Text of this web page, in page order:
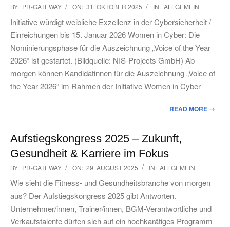
2025-
10-
31
BY: PR-GATEWAY ON: 31. OKTOBER 2025 IN: ALLGEMEIN
Initiative würdigt weibliche Exzellenz in der Cybersicherheit /
Einreichungen bis 15. Januar 2026 Women in Cyber: Die
Nominierungsphase für die Auszeichnung „Voice of the Year
2026“ ist gestartet. (Bildquelle: NIS-Projects GmbH) Ab
morgen können Kandidatinnen für die Auszeichnung „Voice of
the Year 2026“ im Rahmen der Initiative Women in Cyber
READ MORE →
Aufstiegskongress 2025 – Zukunft,
Gesundheit & Karriere im Fokus
2025-
08-
29
BY: PR-GATEWAY ON: 29. AUGUST 2025 IN: ALLGEMEIN
Wie sieht die Fitness- und Gesundheitsbranche von morgen
aus? Der Aufstiegskongress 2025 gibt Antworten.
Unternehmer/innen, Trainer/innen, BGM-Verantwortliche und
Verkaufstalente dürfen sich auf ein hochkarätiges Programm